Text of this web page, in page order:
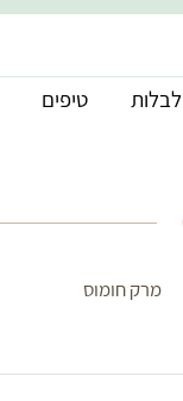
לבלות טיפים
מרק חומוס